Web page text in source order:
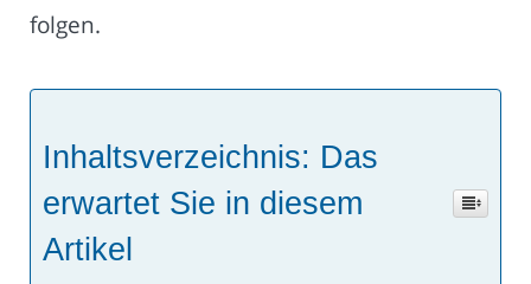
folgen.
Inhaltsverzeichnis: Das
erwartet Sie in diesem
Artikel